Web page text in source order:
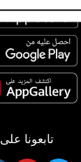
تابعونا على